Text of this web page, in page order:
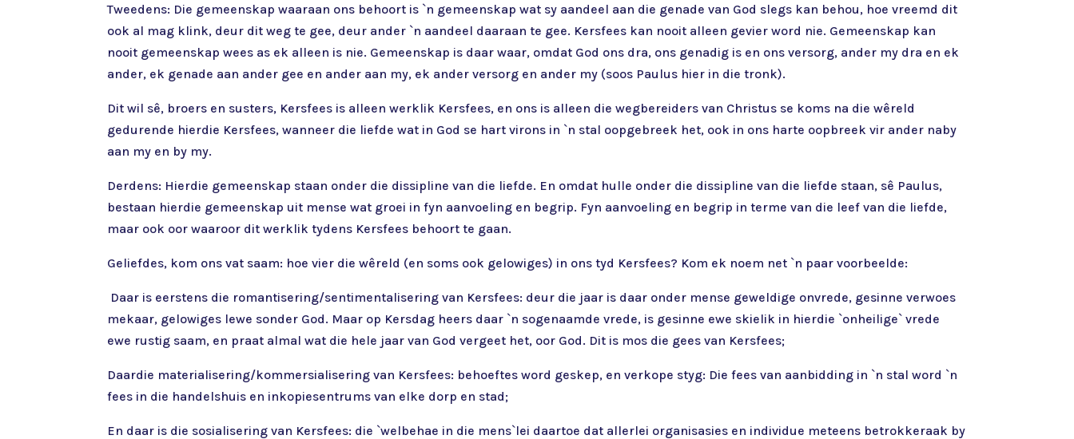
Tweedens: Die gemeenskap waaraan ons behoort is `n gemeenskap wat sy aandeel aan die genade van God slegs kan behou, hoe vreemd dit
ook al mag klink, deur dit weg te gee, deur ander `n aandeel daaraan te gee. Kersfees kan nooit alleen gevier word nie. Gemeenskap kan
nooit gemeenskap wees as ek alleen is nie. Gemeenskap is daar waar, omdat God ons dra, ons genadig is en ons versorg, ander my dra en ek
ander, ek genade aan ander gee en ander aan my, ek ander versorg en ander my (soos Paulus hier in die tronk).
Dit wil sê, broers en susters, Kersfees is alleen werklik Kersfees, en ons is alleen die wegbereiders van Christus se koms na die wêreld
gedurende hierdie Kersfees, wanneer die liefde wat in God se hart virons in `n stal oopgebreek het, ook in ons harte oopbreek vir ander naby
aan my en by my.
Derdens: Hierdie gemeenskap staan onder die dissipline van die liefde. En omdat hulle onder die dissipline van die liefde staan, sê Paulus,
bestaan hierdie gemeenskap uit mense wat groei in fyn aanvoeling en begrip. Fyn aanvoeling en begrip in terme van die leef van die liefde,
maar ook oor waaroor dit werklik tydens Kersfees behoort te gaan.
Geliefdes, kom ons vat saam: hoe vier die wêreld (en soms ook gelowiges) in ons tyd Kersfees? Kom ek noem net `n paar voorbeelde:
Daar is eerstens die romantisering/sentimentalisering van Kersfees: deur die jaar is daar onder mense geweldige onvrede, gesinne verwoes
mekaar, gelowiges lewe sonder God. Maar op Kersdag heers daar `n sogenaamde vrede, is gesinne ewe skielik in hierdie `onheilige` vrede
ewe rustig saam, en praat almal wat die hele jaar van God vergeet het, oor God. Dit is mos die gees van Kersfees;
Daardie materialisering/kommersialisering van Kersfees: behoeftes word geskep, en verkope styg: Die fees van aanbidding in `n stal word `n
fees in die handelshuis en inkopiesentrums van elke dorp en stad;
En daar is die sosialisering van Kersfees: die `welbehae in die mens`lei daartoe dat allerlei organisasies en individue meteens betrokkeraak by